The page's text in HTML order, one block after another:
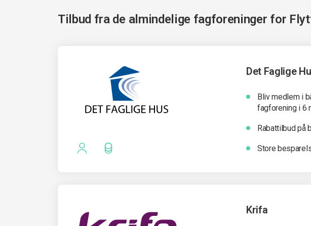
Tilbud fra de almindelige fagforeninger for
Det Faglige
Bliv medlem i
fagforening i 6
Rabattilbud på
Store
Krifa